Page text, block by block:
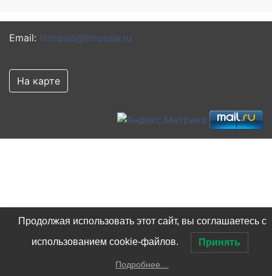
Email: litrossia@litrossia.ru
На карте
Продолжая использовать этот сайт, вы соглашаетесь с
использованием cookie-файлов. Принять
Подробнее…